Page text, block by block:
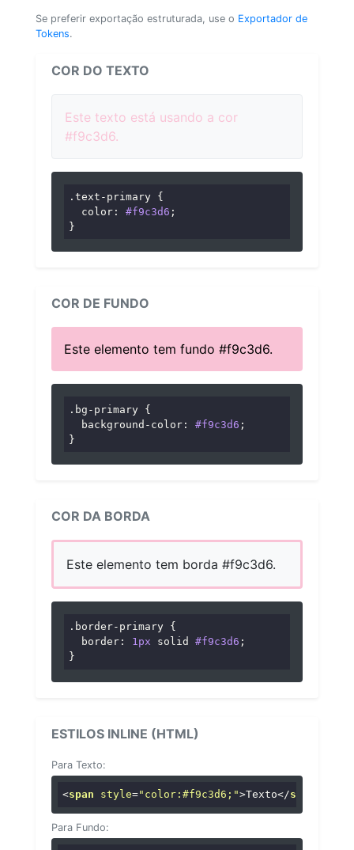
Se preferir exportação estruturada, use o Exportador de
Tokens.
COR DO TEXTO
Este texto está usando a cor
#f9c3d6.
.text-primary {
color : #f9c3d6 ;
}
COR DE FUNDO
Este elemento tem fundo #f9c3d6.
.bg-primary {
background-color : #f9c3d6 ;
}
COR DA BORDA
Este elemento tem borda #f9c3d6.
.border-primary {
border : 1px solid #f9c3d6 ;
}
ESTILOS INLINE (HTML)
Para Texto:
<span style="color:#f9c3d6;">Texto</span
Para Fundo: